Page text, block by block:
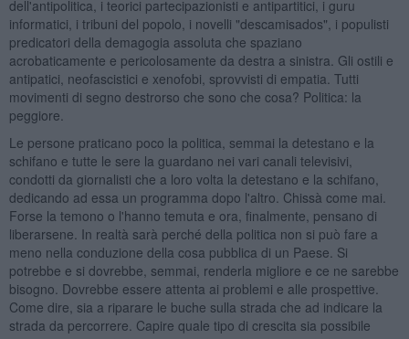
dell'antipolitica, i teorici partecipazionisti e antipartitici, i guru
informatici, i tribuni del popolo, i novelli "descamisados", i populisti
predicatori della demagogia assoluta che spaziano
acrobaticamente e pericolosamente da destra a sinistra. Gli ostili e
antipatici, neofascistici e xenofobi, sprovvisti di empatia. Tutti
movimenti di segno destrorso che sono che cosa? Politica: la
peggiore.
Le persone praticano poco la politica, semmai la detestano e la
schifano e tutte le sere la guardano nei vari canali televisivi,
condotti da giornalisti che a loro volta la detestano e la schifano,
dedicando ad essa un programma dopo l'altro. Chissà come mai.
Forse la temono o l'hanno temuta e ora, finalmente, pensano di
liberarsene. In realtà sarà perché della politica non si può fare a
meno nella conduzione della cosa pubblica di un Paese. Si
potrebbe e si dovrebbe, semmai, renderla migliore e ce ne sarebbe
bisogno. Dovrebbe essere attenta ai problemi e alle prospettive.
Come dire, sia a riparare le buche sulla strada che ad indicare la
strada da percorrere. Capire quale tipo di crescita sia possibile